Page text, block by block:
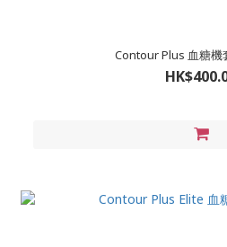
Contour Plus 血糖機